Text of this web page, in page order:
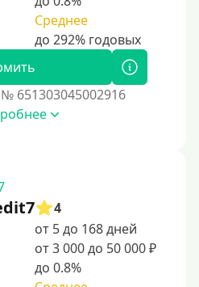
платежей (СБП)
Среднее
651303045002916
4
от 5 до 168 дней
от 3 000 до 50 000 ₽
до 0.8%